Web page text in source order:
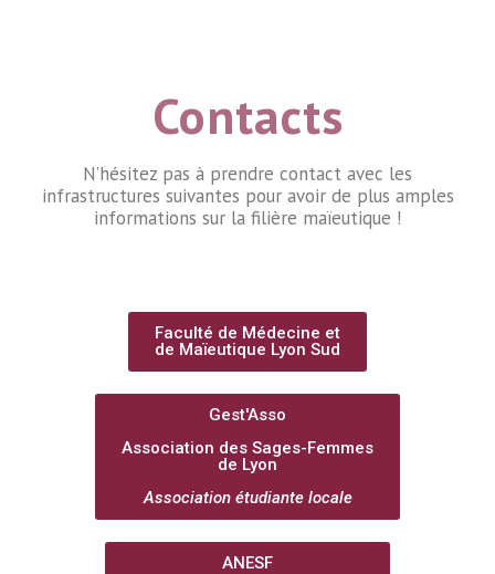
Contacts
N’hésitez pas à prendre contact avec les
infrastructures suivantes pour avoir de plus amples
informations sur la filière maïeutique !
Faculté de Médecine et
de Maïeutique Lyon Sud
Gest'Asso
Association des Sages-Femmes
de Lyon
Association étudiante locale
ANESF